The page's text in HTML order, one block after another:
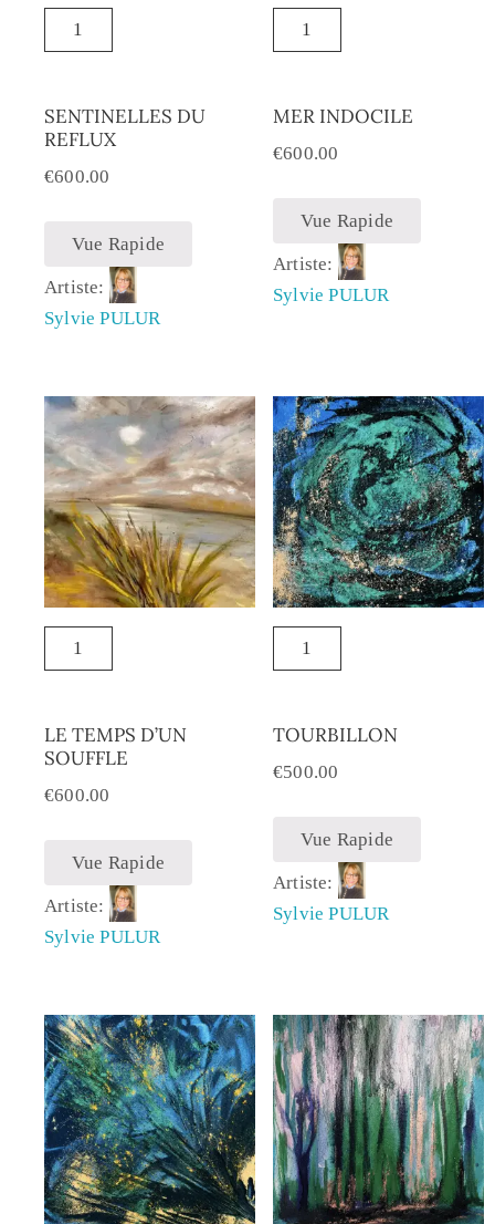
SENTINELLES DU
REFLUX
€600.00
Vue Rapide
Artiste:
Sylvie PULUR
MER INDOCILE
€600.00
Vue Rapide
Artiste:
Sylvie PULUR
LE TEMPS D’UN
SOUFFLE
€600.00
Vue Rapide
Artiste:
Sylvie PULUR
TOURBILLON
€500.00
Vue Rapide
Artiste:
Sylvie PULUR